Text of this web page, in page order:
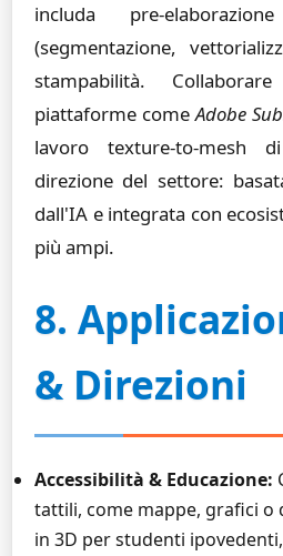
includa pre-
(segmentazione,
stampabilità.
piattaforme comeAdobe
lavoro texture-to-mesh
direzione del settore:
dall'IA e integrata con
più ampi.
8.
& Direzioni
Accessibilità & Educazione:
tattili, come mappe, grafici o
in 3D per studenti